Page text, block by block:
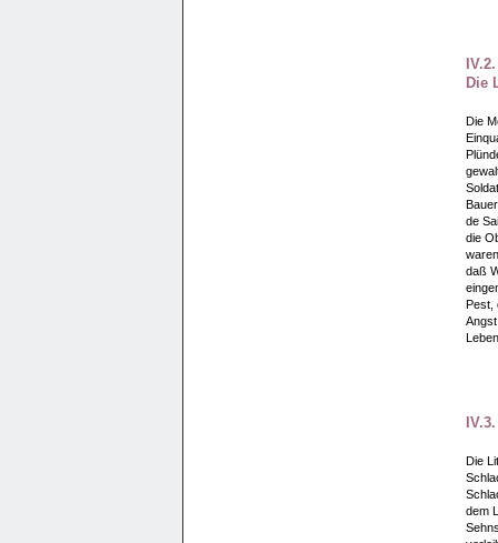
Die
Die
de
die
daß
Pest,
Die
dem